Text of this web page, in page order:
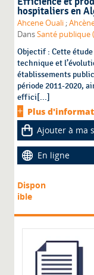
hospitaliers en
Ahcene Ouali ;
DansSanté publique
Objectif : Cette
technique et
établissements
période 2011-2020,
effici[...]
Plus
Ajouter à ma
En ligne
Dispon
ible